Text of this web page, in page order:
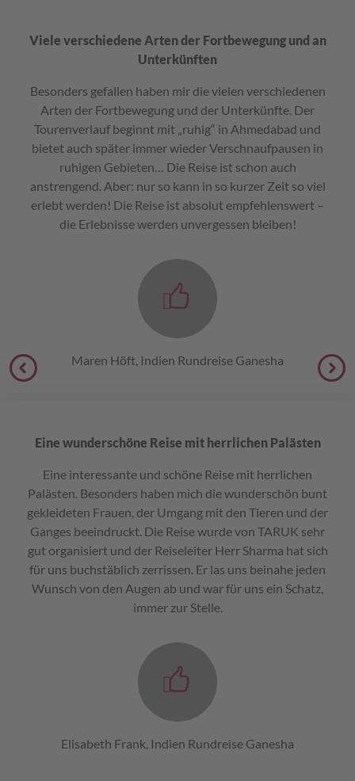
Viele verschiedene Arten der Fortbewegung und an
Unterkünften
Besonders gefallen haben mir die vielen verschiedenen
Arten der Fortbewegung und der Unterkünfte. Der
Tourenverlauf beginnt mit „ruhig“ in Ahmedabad und
bietet auch später immer wieder Verschnaufpausen in
ruhigen Gebieten… Die Reise ist schon auch
anstrengend. Aber: nur so kann in so kurzer Zeit so viel
erlebt werden! Die Reise ist absolut empfehlenswert –
die Erlebnisse werden unvergessen bleiben!
Maren Höft, Indien Rundreise Ganesha
Eine wunderschöne Reise mit herrlichen Palästen
Eine interessante und schöne Reise mit herrlichen
Palästen. Besonders haben mich die wunderschön bunt
gekleideten Frauen, der Umgang mit den Tieren und der
Ganges beeindruckt. Die Reise wurde von TARUK sehr
gut organisiert und der Reiseleiter Herr Sharma hat sich
für uns buchstäblich zerrissen. Er las uns beinahe jeden
Wunsch von den Augen ab und war für uns ein Schatz,
immer zur Stelle.
Elisabeth Frank, Indien Rundreise Ganesha